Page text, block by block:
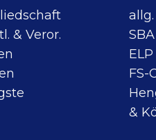
& Veror.
SBA
ELP
FS-
&